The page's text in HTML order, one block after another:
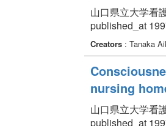
山口県立大学看
published_at
Creators: Tanaka
nursing
山口県立大学看
published_at